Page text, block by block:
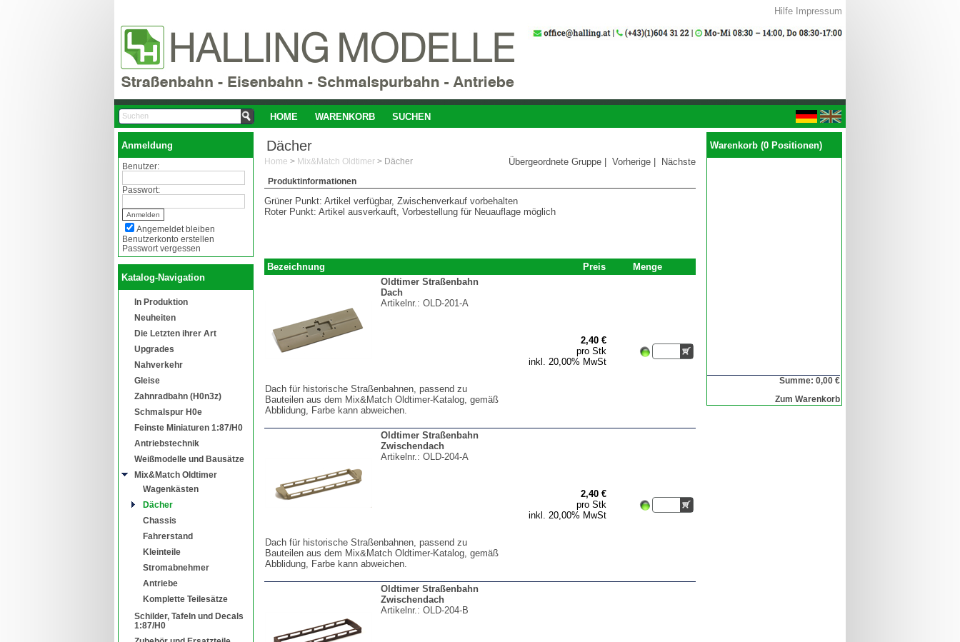
Hilfe Impressum
HOME WARENKORB SUCHEN
Anmeldung
Benutzer:
Passwort:
Angemeldet bleiben
Benutzerkonto erstellen
Passwort vergessen
Katalog-Navigation
In Produktion
Neuheiten
Die Letzten ihrer Art
Upgrades
Nahverkehr
Gleise
Zahnradbahn (H0n3z)
Schmalspur H0e
Feinste Miniaturen 1:87/H0
Antriebstechnik
Weißmodelle und Bausätze
Mix&Match Oldtimer
Wagenkästen
Dächer
Chassis
Fahrerstand
Kleinteile
Stromabnehmer
Antriebe
Komplette Teilesätze
Schilder, Tafeln und Decals
1:87/H0
Warenkorb (0 Positionen)
Summe: 0,00 €
Zum Warenkorb
Dächer
Home > Mix&Match Oldtimer > Dächer Übergeordnete Gruppe Vorherige Nächste
Produktinformationen
Grüner Punkt: Artikel verfügbar, Zwischenverkauf vorbehalten
Roter Punkt: Artikel ausverkauft, Vorbestellung für Neuauflage möglich
Bezeichnung Preis
Menge
Oldtimer Straßenbahn
Dach
Artikelnr.: OLD-201-A
Dach für historische Straßenbahnen, passend zu
Bauteilen aus dem Mix&Match Oldtimer-Katalog, gemäß
Abblidung, Farbe kann abweichen.
2,40 €
pro Stk
inkl. 20,00% MwSt
Oldtimer Straßenbahn
Zwischendach
Artikelnr.: OLD-204-A
Dach für historische Straßenbahnen, passend zu
Bauteilen aus dem Mix&Match Oldtimer-Katalog, gemäß
Abblidung, Farbe kann abweichen.
2,40 €
pro Stk
inkl. 20,00% MwSt
Oldtimer Straßenbahn
Zwischendach
Artikelnr.: OLD-204-B